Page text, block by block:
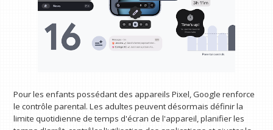
Pour les enfants possédant des appareils Pixel, Google renforce
le contrôle parental. Les adultes peuvent désormais définir la
limite quotidienne de temps d'écran de l'appareil, planifier les